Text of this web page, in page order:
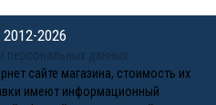
2026
персональных данных
сайте магазина, стоимость их
имеют информационный